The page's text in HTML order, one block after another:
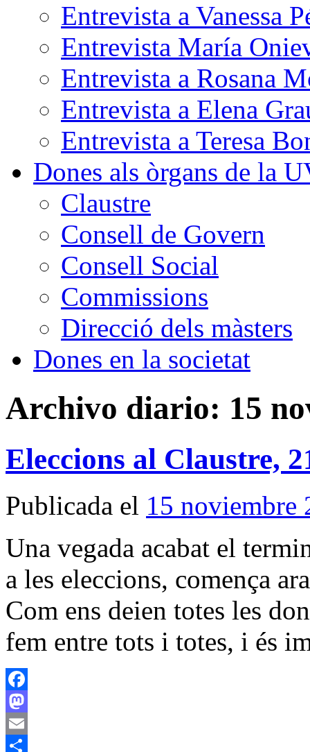
Entrevista a Vanessa
Entrevista María
Entrevista a Rosana
Entrevista a Elena
Entrevista a Teresa
Dones als òrgans de la
Claustre
Consell de Govern
Consell Social
Commissions
Direcció dels màsters
Dones en la societat
Archivo diario: 15
Eleccions al Claustre,
Publicada el 15 noviembre
Una vegada acabat el
a les eleccions, comença
Com ens deien totes les
fem entre tots i totes, i és
Facebook
Mastodon
Email